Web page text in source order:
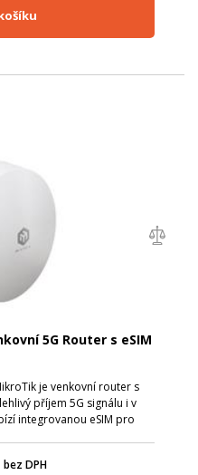
košíku
5G Router s eSIM
je venkovní router s
příjem 5G signálu i v
integrovanou eSIM pro
bez DPH